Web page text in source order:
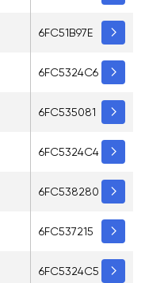
6FC51B97E
6FC5324C6
6FC535081
6FC5324C4
6FC538280
6FC537215
6FC5324C5